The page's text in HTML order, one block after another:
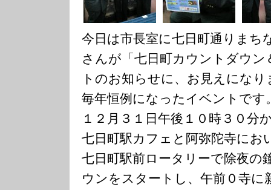
今日は市長室に七日町通りまち
さんが「七日町カウントダウン
トのお知らせに、お見えになり
毎年恒例になったイベントです
１２月３１日午後１０時３０分
七日町駅カフェと阿弥陀寺にお
七日町駅前ロータリーで除夜の
ウンをスタートし、午前０寺に